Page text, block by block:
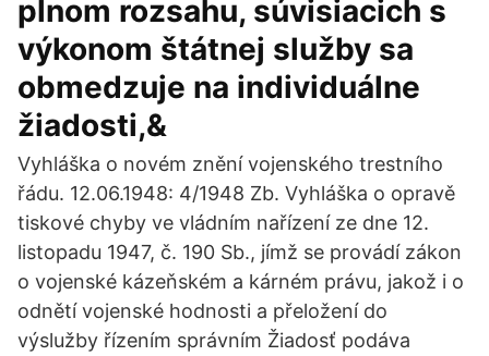
plnom rozsahu, súvisiacich s
výkonom štátnej služby sa
obmedzuje na individuálne
žiadosti,&
Vyhláška o novém znění vojenského trestního
řádu. 12.06.1948: 4/1948 Zb. Vyhláška o opravě
tiskové chyby ve vládním nařízení ze dne 12.
listopadu 1947, č. 190 Sb., jímž se provádí zákon
o vojenské kázeňském a kárném právu, jakož i o
odnětí vojenské hodnosti a přeložení do
výslužby řízením správním Žiadosť podáva